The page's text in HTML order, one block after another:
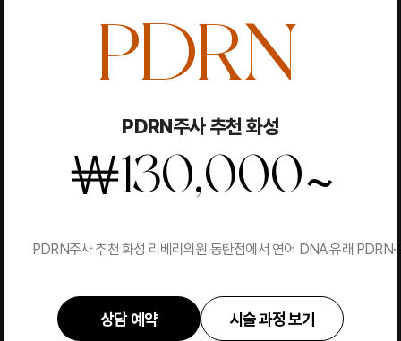
PDRN
PDRN주사 추천 화성
￦130,000~
PDRN주사 추천 화성 리베리의원 동탄점에서 연어 DNA 유래 PDRN·
상담 예약 시술 과정 보기